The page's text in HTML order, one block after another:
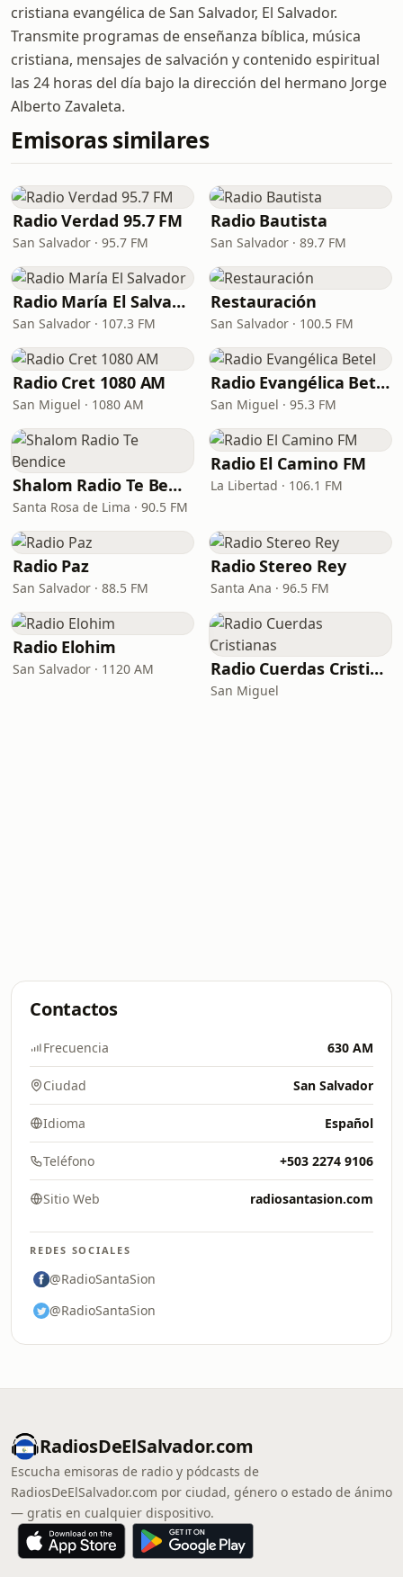
cristiana evangélica de San Salvador, El Salvador.
Transmite programas de enseñanza bíblica, música
cristiana, mensajes de salvación y contenido espiritual
las 24 horas del día bajo la dirección del hermano Jorge
Alberto Zavaleta.
Emisoras similares
Radio Verdad 95.7 FM
San Salvador · 95.7 FM
Radio Bautista
San Salvador · 89.7 FM
Radio María El Salvador
San Salvador · 107.3 FM
Restauración
San Salvador · 100.5 FM
Radio Cret 1080 AM
San Miguel · 1080 AM
Radio Evangélica Betel
San Miguel · 95.3 FM
Shalom Radio Te Bendice
Santa Rosa de Lima · 90.5 FM
Radio El Camino FM
La Libertad · 106.1 FM
Radio Paz
San Salvador · 88.5 FM
Radio Stereo Rey
Santa Ana · 96.5 FM
Radio Elohim
San Salvador · 1120 AM Radio Cuerdas Cristianas
San Miguel
Contactos
Frecuencia 630 AM
Ciudad San Salvador
Idioma Español
Teléfono +503 2274 9106
Sitio Web radiosantasion.com
REDES SOCIALES
@RadioSantaSion
@RadioSantaSion
RadiosDeElSalvador.com
Escucha emisoras de radio y pódcasts de
RadiosDeElSalvador.com por ciudad, género o estado de ánimo
— gratis en cualquier dispositivo.